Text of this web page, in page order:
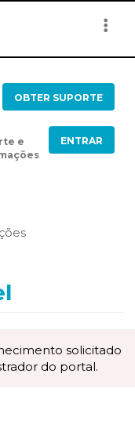
OBTER SUPORTE
e
ENTRAR
solicitado
do portal.